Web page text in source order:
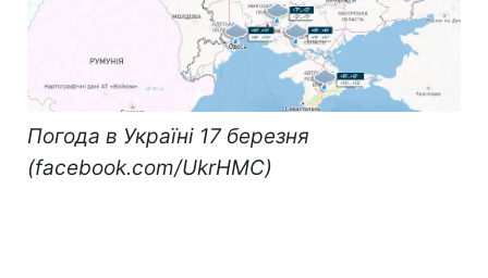
Погода в Україні 17 березня
(facebook.com/UkrHMC)